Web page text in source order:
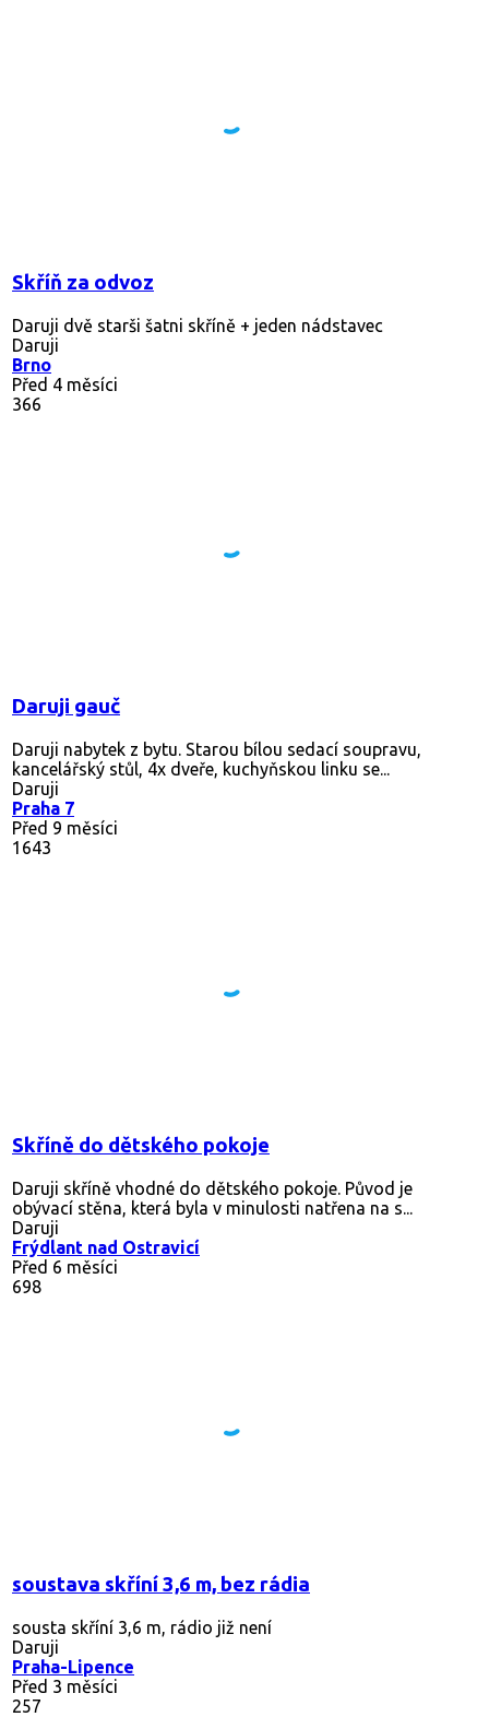
Skříň za odvoz
Daruji dvě starši šatni skříně + jeden nádstavec
Daruji
Brno
Před 4 měsíci
366
Daruji gauč
Daruji nabytek z bytu. Starou bílou sedací soupravu,
kancelářský stůl, 4x dveře, kuchyňskou linku se...
Daruji
Praha 7
Před 9 měsíci
1643
Skříně do dětského pokoje
Daruji skříně vhodné do dětského pokoje. Původ je
obývací stěna, která byla v minulosti natřena na s...
Daruji
Frýdlant nad Ostravicí
Před 6 měsíci
698
soustava skříní 3,6 m, bez rádia
sousta skříní 3,6 m, rádio již není
Daruji
Praha-Lipence
Před 3 měsíci
257